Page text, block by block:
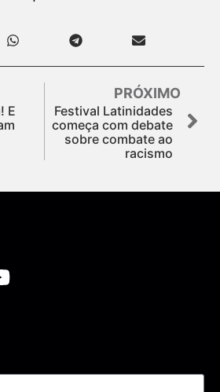
E
PRÓXIMO
Festival Latinidades
começa com debate
sobre combate ao
racismo